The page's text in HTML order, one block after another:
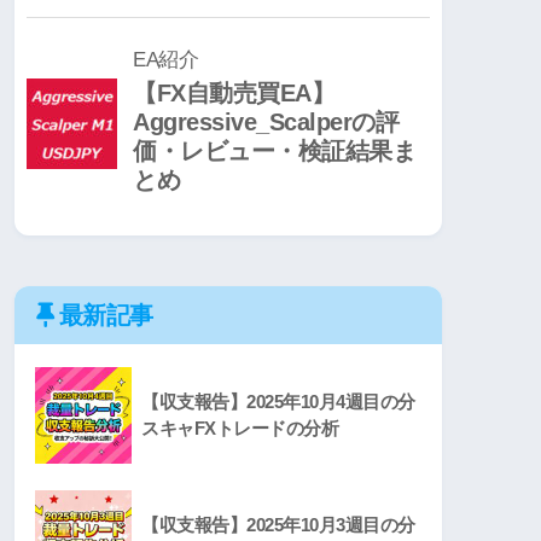
最新記事
【収支報告】2025年10月4週目の分
スキャFXトレードの分析
【収支報告】2025年10月3週目の分